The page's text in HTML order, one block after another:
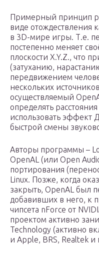
Примерный принцип
виде отождествления
в 3D-мире игры. Т.е.
постепенно меняет
плоскости X.Y.Z., что
(затуханию,
передвижением
нескольких
осуществляемый
определять
использовать эффект
быстрой смены
Авторы программы –
OpenAL (или Open
портирования
Linux. Позже, когда
закрыть, OpenAL был
добавивших в него, к
чипсета nForce от
проектом активно
Technology (активно
и Apple, BRS, Realtek и